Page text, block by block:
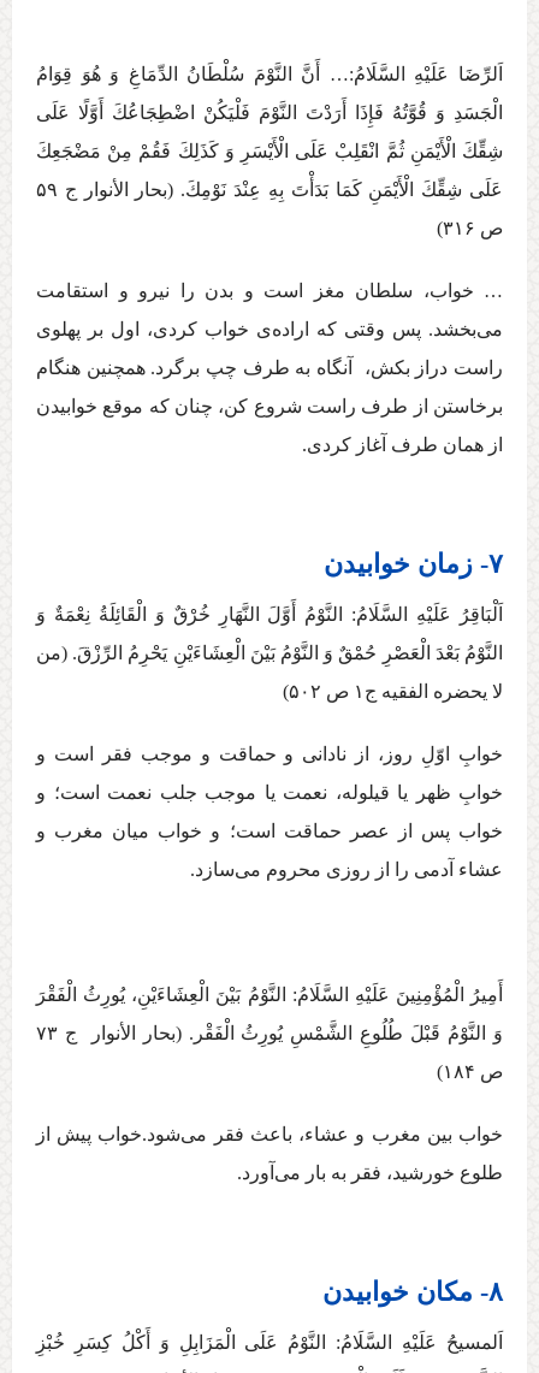
اَلرِّضَا عَلَيْهِ السَّلَامُ:… أَنَّ النَّوْمَ سُلْطَانُ‏ الدِّمَاغِ‏ وَ هُوَ قِوَامُ
الْجَسَدِ وَ قُوَّتُهُ فَإِذَا أَرَدْتَ النَّوْمَ فَلْيَكُنْ اضْطِجَاعُكَ أَوَّلًا عَلَی
شِقِّكَ الْأَيْمَنِ ثُمَّ انْقَلِبْ عَلَی الْأَيْسَرِ وَ كَذَلِكَ فَقُمْ مِنْ مَضْجَعِكَ
عَلَی شِقِّكَ الْأَيْمَنِ كَمَا بَدَأْتَ بِهِ عِنْدَ نَوْمِكَ. (بحار الأنوار ج ‏۵۹
ص ۳۱۶)
… خواب، سلطان مغز است و بدن را نيرو و استقامت
می‏‌بخشد. پس وقتی كه اراده‌ی خواب كردی، اول بر پهلوی
راست دراز بكش، آنگاه به طرف چپ برگرد. همچنين هنگام
برخاستن از طرف راست شروع كن، چنان كه موقع خوابيدن
از همان طرف آغاز كردی.
۷- زمان خوابیدن
اَلْبَاقِرُ عَلَيْهِ السَّلَامُ: ‏النَّوْمُ‏ أَوَّلَ‏ النَّهَارِ خُرْقٌ وَ الْقَائِلَةُ نِعْمَةٌ وَ
النَّوْمُ بَعْدَ الْعَصْرِ حُمْقٌ وَ النَّوْمُ بَيْنَ الْعِشَاءَيْنِ يَحْرِمُ الرِّزْقَ. (من
لا يحضره الفقيه ج‏۱ ص ۵۰۲)
خوابِ اوّلِ روز، از نادانی و حماقت و موجب فقر است و
خوابِ ظهر يا قيلوله، نعمت يا موجب جلب نعمت است؛ و
خواب پس از عصر حماقت است؛ و خواب ميان مغرب و
عشاء آدمی را از روزی محروم می‌‏سازد.
أَمِيرُ الْمُؤْمِنِينَ عَلَيْهِ السَّلَامُ: النَّوْمُ‏ بَيْنَ‏ الْعِشَاءَيْنِ‏، يُورِثُ‏ الْفَقْرَ
وَ النَّوْمُ قَبْلَ طُلُوعِ الشَّمْسِ يُورِثُ الْفَقْر. (بحار الأنوار ج ‏۷۳
ص ۱۸۴)
خواب بين مغرب و عشاء، باعث فقر می‌شود.خواب پيش از
طلوع خورشيد، فقر به بار می‌آورد.
۸- مکان خوابیدن
اَلمسیحُ عَلَيْهِ السَّلَامُ: النَّوْمُ عَلَی الْمَزَابِلِ‏ وَ أَكْلُ كِسَرِ خُبْزِ